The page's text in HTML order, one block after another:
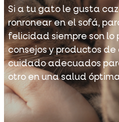
Si a tu gato le gusta
ronronear en el sofá,
felicidad siempre son lo
consejos y productos
cuidado adecuados
otro en una salud